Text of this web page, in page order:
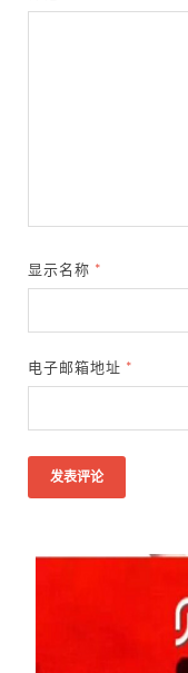
显示名称 *
电子邮箱地址 *